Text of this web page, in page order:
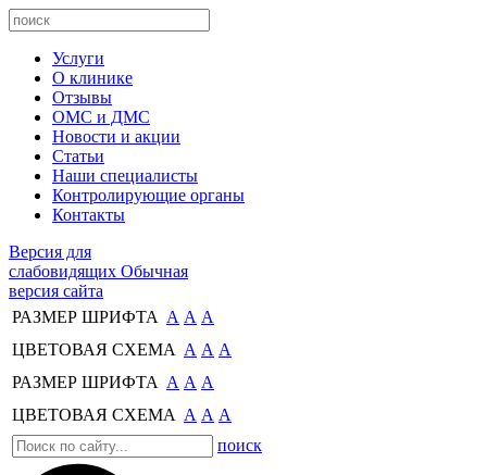
Услуги
О клинике
Отзывы
ОМС и ДМС
Новости и акции
Статьи
Наши специалисты
Контролирующие органы
Контакты
Версия для
слабовидящих Обычная
версия сайта
РАЗМЕР ШРИФТА А А А
ЦВЕТОВАЯ СХЕМА А А А
РАЗМЕР ШРИФТА А А А
ЦВЕТОВАЯ СХЕМА А А А
поиск